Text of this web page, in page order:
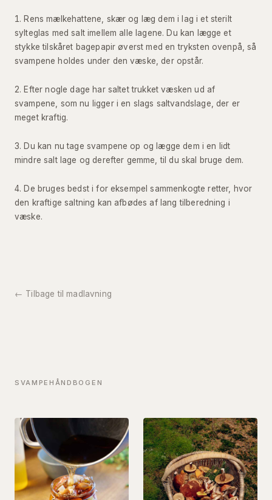
Rens mælkehattene, skær og læg dem i lag i et sterilt
sylteglas med salt imellem alle lagene. Du kan lægge et
stykke tilskåret bagepapir øverst med en tryksten ovenpå, så
svampene holdes under den væske, der opstår.
Efter nogle dage har saltet trukket væsken ud af
svampene, som nu ligger i en slags saltvandslage, der er
meget kraftig.
Du kan nu tage svampene op og lægge dem i en lidt
mindre salt lage og derefter gemme, til du skal bruge dem.
De bruges bedst i for eksempel sammenkogte retter, hvor
den kraftige saltning kan afbødes af lang tilberedning i
væske.
← Tilbage til madlavning
SVAMPEHÅNDBOGEN